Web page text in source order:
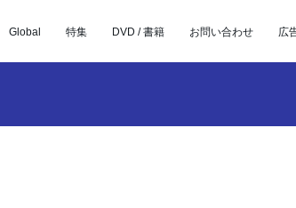
Global 特集 DVD / 書籍 お問い合わせ 広